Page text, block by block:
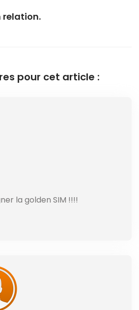
relation.
pour cet article :
la golden SIM !!!!